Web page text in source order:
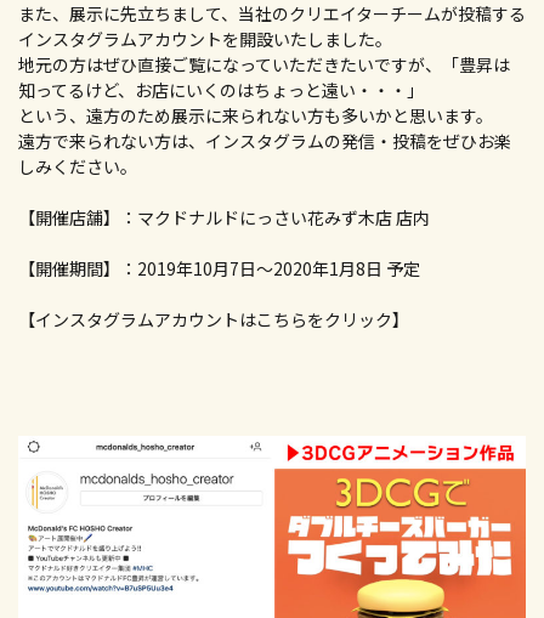
また、展示に先立ちまして、当社のクリエイターチームが投稿する
インスタグラムアカウントを開設いたしました。
地元の方はぜひ直接ご覧になっていただきたいですが、「豊昇は
知ってるけど、お店にいくのはちょっと遠い・・・」
という、遠方のため展示に来られない方も多いかと思います。
遠方で来られない方は、インスタグラムの発信・投稿をぜひお楽
しみください。
【開催店舗】：マクドナルドにっさい花みず木店 店内
【開催期間】：2019年10月7日〜2020年1月8日 予定
【インスタグラムアカウントはこちらをクリック】